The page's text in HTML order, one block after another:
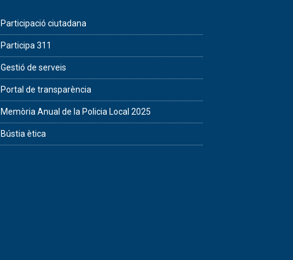
Participació ciutadana
Participa 311
Gestió de serveis
Portal de transparència
Memòria Anual de la Policia Local 2025
Bústia ètica